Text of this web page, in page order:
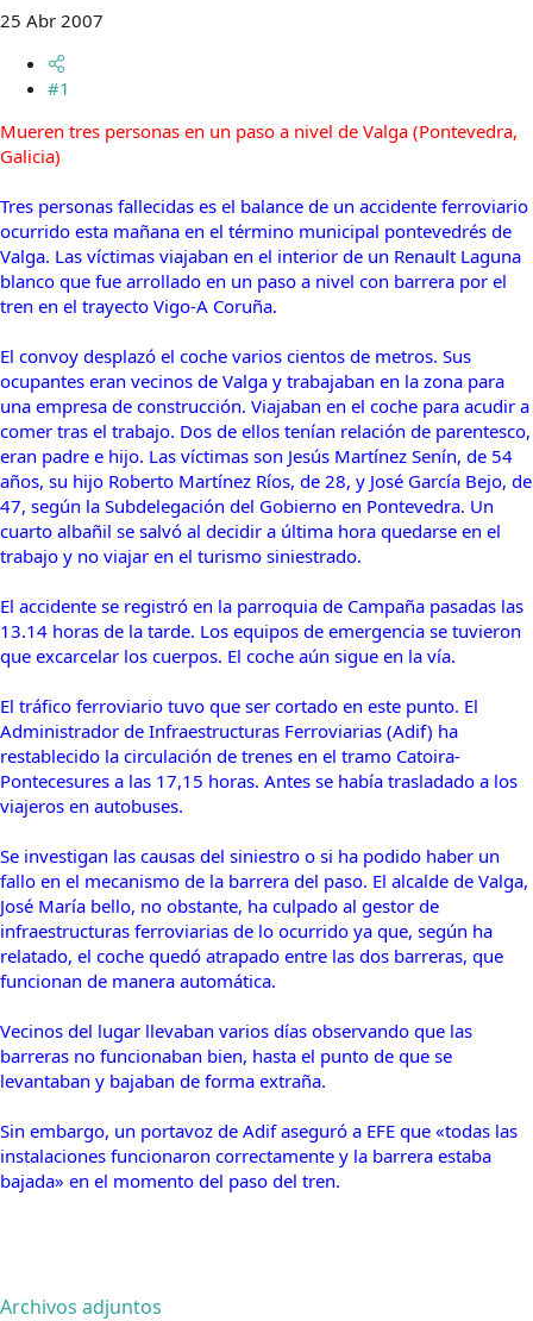
a
25 Abr 2007
#1
Mueren tres personas en un paso a nivel de Valga (Pontevedra,
Galicia)
Tres personas fallecidas es el balance de un accidente ferroviario
ocurrido esta mañana en el término municipal pontevedrés de
Valga. Las víctimas viajaban en el interior de un Renault Laguna
blanco que fue arrollado en un paso a nivel con barrera por el
tren en el trayecto Vigo-A Coruña.
El convoy desplazó el coche varios cientos de metros. Sus
ocupantes eran vecinos de Valga y trabajaban en la zona para
una empresa de construcción. Viajaban en el coche para acudir a
comer tras el trabajo. Dos de ellos tenían relación de parentesco,
eran padre e hijo. Las víctimas son Jesús Martínez Senín, de 54
años, su hijo Roberto Martínez Ríos, de 28, y José García Bejo, de
47, según la Subdelegación del Gobierno en Pontevedra. Un
cuarto albañil se salvó al decidir a última hora quedarse en el
trabajo y no viajar en el turismo siniestrado.
El accidente se registró en la parroquia de Campaña pasadas las
13.14 horas de la tarde. Los equipos de emergencia se tuvieron
que excarcelar los cuerpos. El coche aún sigue en la vía.
El tráfico ferroviario tuvo que ser cortado en este punto. El
Administrador de Infraestructuras Ferroviarias (Adif) ha
restablecido la circulación de trenes en el tramo Catoira-
Pontecesures a las 17,15 horas. Antes se había trasladado a los
viajeros en autobuses.
Se investigan las causas del siniestro o si ha podido haber un
fallo en el mecanismo de la barrera del paso. El alcalde de Valga,
José María bello, no obstante, ha culpado al gestor de
infraestructuras ferroviarias de lo ocurrido ya que, según ha
relatado, el coche quedó atrapado entre las dos barreras, que
funcionan de manera automática.
Vecinos del lugar llevaban varios días observando que las
barreras no funcionaban bien, hasta el punto de que se
levantaban y bajaban de forma extraña.
Sin embargo, un portavoz de Adif aseguró a EFE que «todas las
instalaciones funcionaron correctamente y la barrera estaba
bajada» en el momento del paso del tren.
Archivos adjuntos